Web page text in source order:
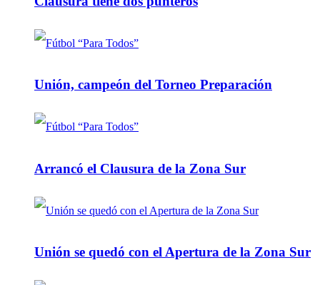
Unión, campeón del Torneo Preparación
Arrancó el Clausura de la Zona Sur
Unión se quedó con el Apertura de la Zona Sur